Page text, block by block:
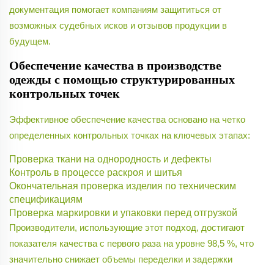
документация помогает компаниям защититься от
возможных судебных исков и отзывов продукции в
будущем.
Обеспечение качества в производстве
одежды с помощью структурированных
контрольных точек
Эффективное обеспечение качества основано на четко
определенных контрольных точках на ключевых этапах:
Проверка ткани на однородность и дефекты
Контроль в процессе раскроя и шитья
Окончательная проверка изделия по техническим
спецификациям
Проверка маркировки и упаковки перед отгрузкой
Производители, использующие этот подход, достигают
показателя качества с первого раза на уровне 98,5 %, что
значительно снижает объемы переделки и задержки